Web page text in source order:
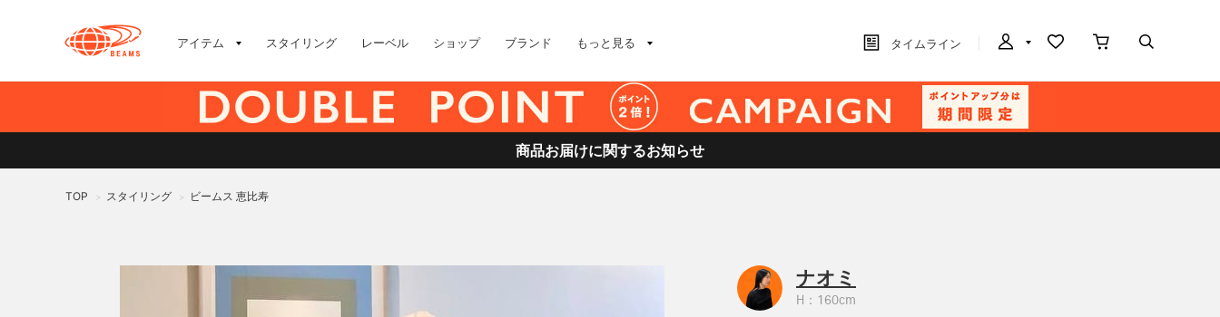
アイテム スタイリング レーベル ショップ ブランド もっと見る タイムライン
商品お届けに関するお知らせ
TOP > スタイリング > ビームス 恵比寿
ナオミ
H：160cm